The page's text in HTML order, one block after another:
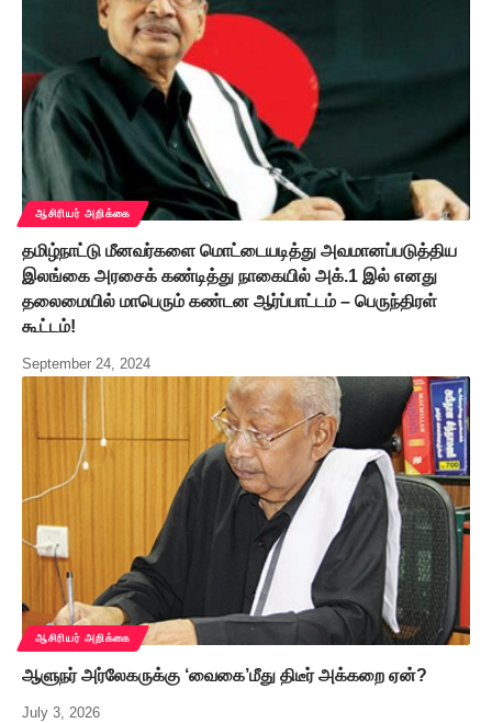
ஆசிரியர் அறிக்கை
தமிழ்நாட்டு மீனவர்களை மொட்டையடித்து அவமானப்படுத்திய
இலங்கை அரசைக் கண்டித்து நாகையில் அக்.1 இல் எனது
தலைமையில் மாபெரும் கண்டன ஆர்ப்பாட்டம் – பெருந்திரள்
கூட்டம்!
September 24, 2024
ஆசிரியர் அறிக்கை
ஆளுநர் அர்லேகருக்கு ‘வைகை’மீது திடீர் அக்கறை ஏன்?
July 3, 2026